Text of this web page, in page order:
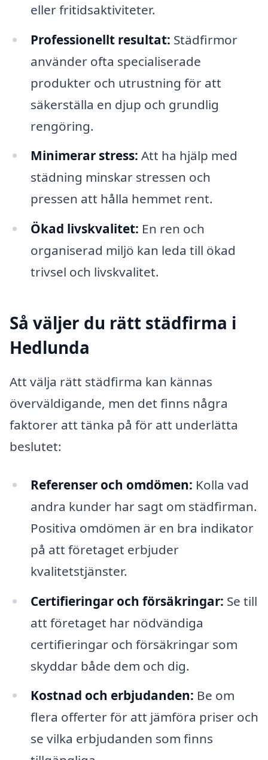
eller fritidsaktiviteter.
Professionellt resultat: Städfirmor
använder ofta specialiserade
produkter och utrustning för att
säkerställa en djup och grundlig
rengöring.
Minimerar stress: Att ha hjälp med
städning minskar stressen och
pressen att hålla hemmet rent.
Ökad livskvalitet: En ren och
organiserad miljö kan leda till ökad
trivsel och livskvalitet.
Så väljer du rätt städfirma i
Hedlunda
Att välja rätt städfirma kan kännas
överväldigande, men det finns några
faktorer att tänka på för att underlätta
beslutet:
Referenser och omdömen: Kolla vad
andra kunder har sagt om städfirman.
Positiva omdömen är en bra indikator
på att företaget erbjuder
kvalitetstjänster.
Certifieringar och försäkringar: Se till
att företaget har nödvändiga
certifieringar och försäkringar som
skyddar både dem och dig.
Kostnad och erbjudanden: Be om
flera offerter för att jämföra priser och
se vilka erbjudanden som finns